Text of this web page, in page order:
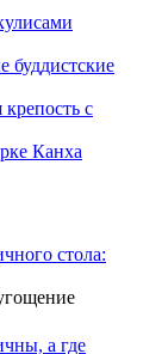
буддистские
с
Канха
стола:
а где